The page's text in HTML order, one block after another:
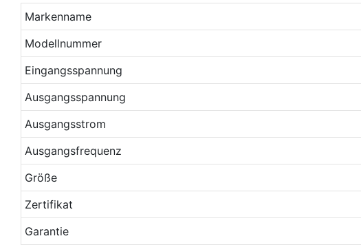
Markenname
Modellnummer
Eingangsspannung
Ausgangsspannung
Ausgangsstrom
Ausgangsfrequenz
Größe
Zertifikat
Garantie